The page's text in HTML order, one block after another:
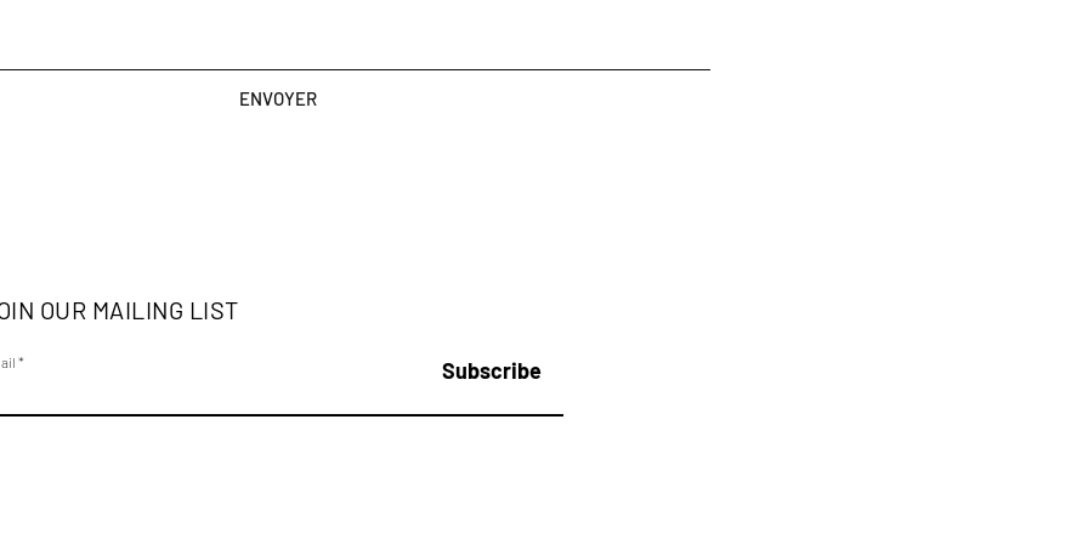
ENVOYER
OUR MAILING LIST
Subscribe